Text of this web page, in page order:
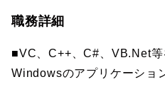
職務詳細
■VC、C++、C#、VB.Net
Windowsのアプリケーショ